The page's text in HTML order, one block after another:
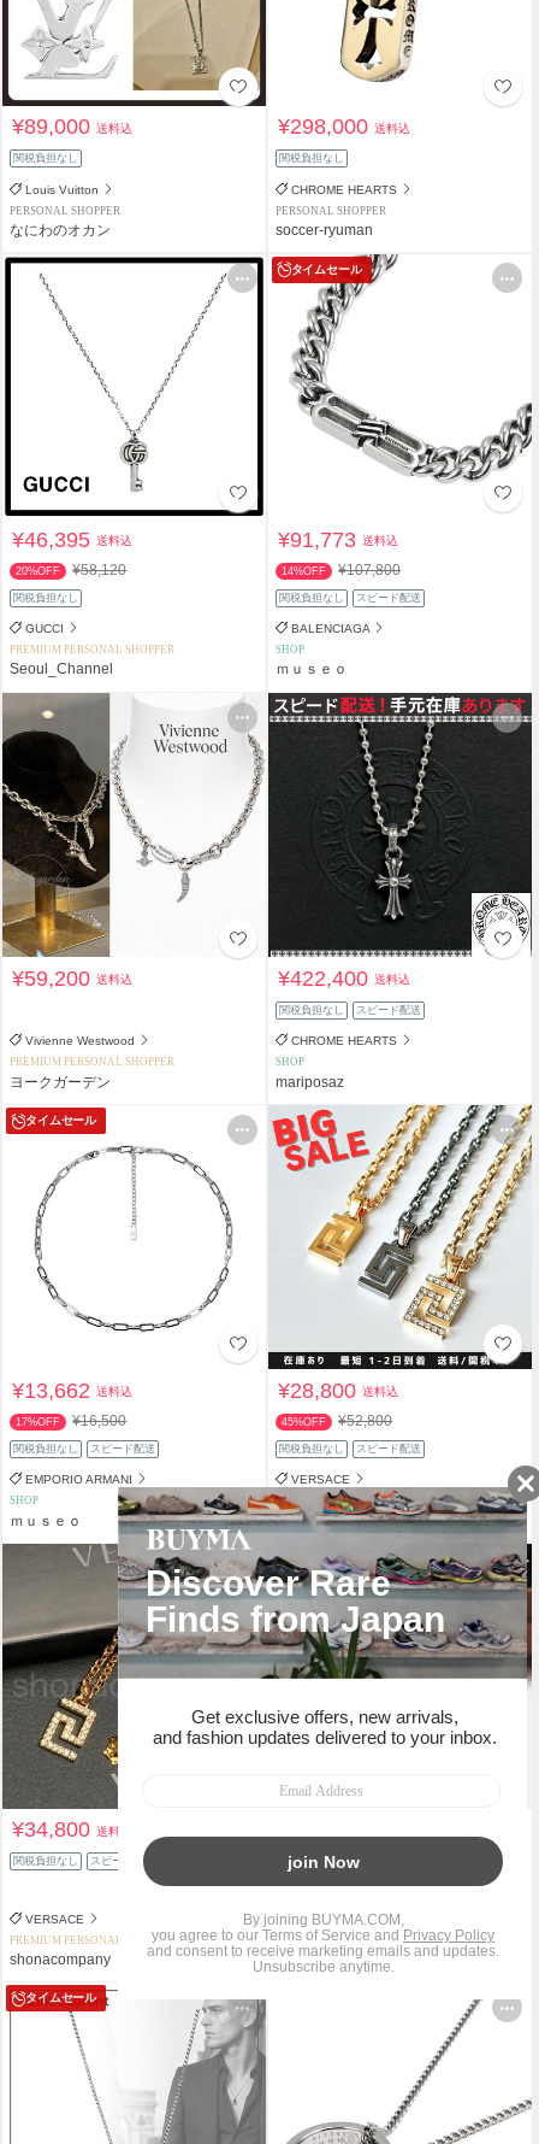
¥89,000送料込
関税負担なし
Louis Vuitton
PERSONAL SHOPPER
なにわのオカン
¥298,000送料込
関税負担なし
CHROME HEARTS
PERSONAL SHOPPER
soccer-ryuman
¥46,395送料込
20%OFF ¥58,120
関税負担なし
GUCCI
PREMIUM PERSONAL SHOPPER
Seoul_Channel
タイムセール
¥91,773送料込
14%OFF ¥107,800
関税負担なし スピード配送
BALENCIAGA
SHOP
ｍｕｓｅｏ
¥59,200送料込
Vivienne Westwood
PREMIUM PERSONAL SHOPPER
ヨークガーデン
¥422,400送料込
関税負担なし スピード配送
CHROME HEARTS
SHOP
mariposaz
タイムセール
¥13,662送料込
17%OFF ¥16,500
関税負担なし スピード配送
EMPORIO ARMANI
SHOP
ｍｕｓｅｏ
¥28,800送料込
45%OFF ¥52,800
関税負担なし スピード配送
VERSACE
PERSONAL SHOPPER
7★SENSE
¥34,800送料込
関税負担なし スピード配送
VERSACE
PREMIUM PERSONAL SHOPPER
shonacompany
タイムセール
24%OFF ¥23,000
関税負担なし スピード配送
CRAFTD London
PERSONAL SHOPPER
のぶピアノ
タイムセール